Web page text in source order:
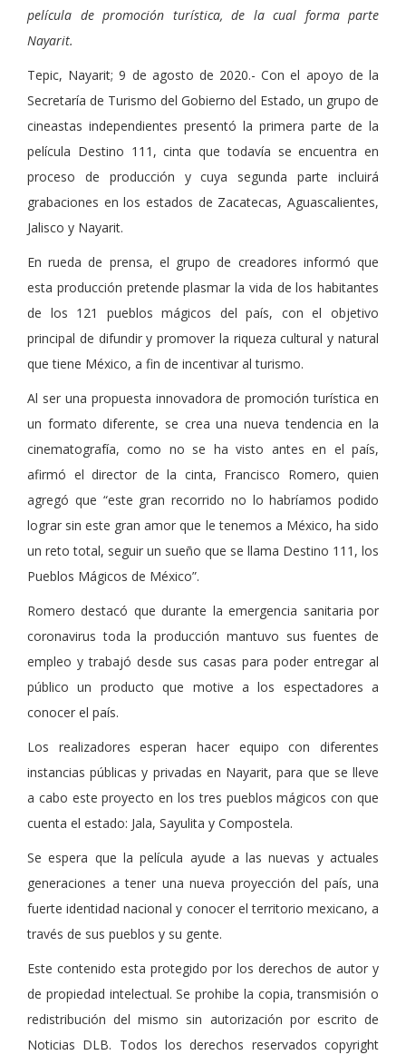
película de promoción turística, de la cual forma parte
Nayarit.
Tepic, Nayarit; 9 de agosto de 2020.- Con el apoyo de la
Secretaría de Turismo del Gobierno del Estado, un grupo de
cineastas independientes presentó la primera parte de la
película Destino 111, cinta que todavía se encuentra en
proceso de producción y cuya segunda parte incluirá
grabaciones en los estados de Zacatecas, Aguascalientes,
Jalisco y Nayarit.
En rueda de prensa, el grupo de creadores informó que
esta producción pretende plasmar la vida de los habitantes
de los 121 pueblos mágicos del país, con el objetivo
principal de difundir y promover la riqueza cultural y natural
que tiene México, a fin de incentivar al turismo.
Al ser una propuesta innovadora de promoción turística en
un formato diferente, se crea una nueva tendencia en la
cinematografía, como no se ha visto antes en el país,
afirmó el director de la cinta, Francisco Romero, quien
agregó que “este gran recorrido no lo habríamos podido
lograr sin este gran amor que le tenemos a México, ha sido
un reto total, seguir un sueño que se llama Destino 111, los
Pueblos Mágicos de México”.
Romero destacó que durante la emergencia sanitaria por
coronavirus toda la producción mantuvo sus fuentes de
empleo y trabajó desde sus casas para poder entregar al
público un producto que motive a los espectadores a
conocer el país.
Los realizadores esperan hacer equipo con diferentes
instancias públicas y privadas en Nayarit, para que se lleve
a cabo este proyecto en los tres pueblos mágicos con que
cuenta el estado: Jala, Sayulita y Compostela.
Se espera que la película ayude a las nuevas y actuales
generaciones a tener una nueva proyección del país, una
fuerte identidad nacional y conocer el territorio mexicano, a
través de sus pueblos y su gente.
Este contenido esta protegido por los derechos de autor y
de propiedad intelectual. Se prohibe la copia, transmisión o
redistribución del mismo sin autorización por escrito de
Noticias DLB. Todos los derechos reservados copyright